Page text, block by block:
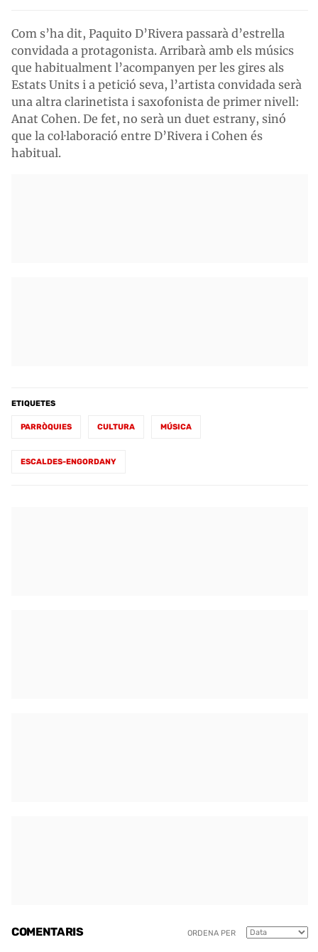
Com s’ha dit, Paquito D’Rivera passarà d’estrella
convidada a protagonista. Arribarà amb els músics
que habitualment l’acompanyen per les gires als
Estats Units i a petició seva, l’artista convidada serà
una altra clarinetista i saxofonista de primer nivell:
Anat Cohen. De fet, no serà un duet estrany, sinó
que la col·laboració entre D’Rivera i Cohen és
habitual.
ETIQUETES
PARRÒQUIES CULTURA MÚSICA
ESCALDES-ENGORDANY
COMENTARIS ORDENA PER